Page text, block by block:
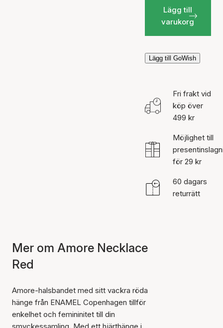
Lägg till
varukorg
Lägg till GoWish
Fri frakt vid
köp över
499 kr
Möjlighet till
för 29 kr
60 dagars
returrätt
Mer om Amore Necklace
Red
Amore-halsbandet med sitt vackra röda
hänge från ENAMEL Copenhagen tillför
enkelhet och femininitet till din